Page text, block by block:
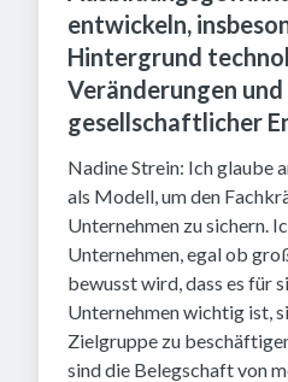
entwickeln,
Hintergrund
Veränderungen und
gesellschaftlicher
Nadine Strein: Ich glaube
als Modell, um den
Unternehmen zu sichern.
Unternehmen, egal ob
bewusst wird, dass es für
Unternehmen wichtig ist,
Zielgruppe zu
sind die Belegschaft von